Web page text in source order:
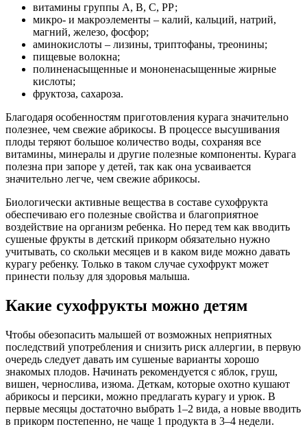
витамины группы А, В, С, РР;
микро- и макроэлементы – калий, кальций, натрий,
магний, железо, фосфор;
аминокислоты – лизины, триптофаны, треонины;
пищевые волокна;
полиненасыщенные и мононенасыщенные жирные
кислоты;
фруктоза, сахароза.
Благодаря особенностям приготовления курага значительно
полезнее, чем свежие абрикосы. В процессе высушивания
плоды теряют большое количество воды, сохраняя все
витамины, минералы и другие полезные компоненты. Курага
полезна при запоре у детей, так как она усваивается
значительно легче, чем свежие абрикосы.
Биологически активные вещества в составе сухофрукта
обеспечиваю его полезные свойства и благоприятное
воздействие на организм ребенка. Но перед тем как вводить
сушеные фрукты в детский прикорм обязательно нужно
учитывать, со скольки месяцев и в каком виде можно давать
курагу ребенку. Только в таком случае сухофрукт может
принести пользу для здоровья малыша.
Какие сухофрукты можно детям
Чтобы обезопасить малышей от возможных неприятных
последствий употребления и снизить риск аллергии, в первую
очередь следует давать им сушеные варианты хорошо
знакомых плодов. Начинать рекомендуется с яблок, груш,
вишен, чернослива, изюма. Деткам, которые охотно кушают
абрикосы и персики, можно предлагать курагу и урюк. В
первые месяцы достаточно выбрать 1–2 вида, а новые вводить
в прикорм постепенно, не чаще 1 продукта в 3–4 недели.